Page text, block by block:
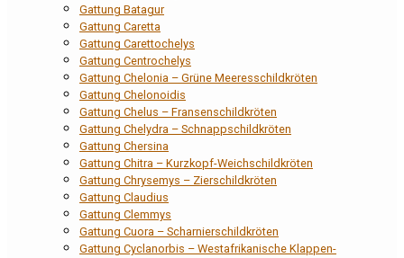
Gattung Batagur
Gattung Caretta
Gattung Carettochelys
Gattung Centrochelys
Gattung Chelonia – Grüne Meeresschildkröten
Gattung Chelonoidis
Gattung Chelus – Fransenschildkröten
Gattung Chelydra – Schnappschildkröten
Gattung Chersina
Gattung Chitra – Kurzkopf-Weichschildkröten
Gattung Chrysemys – Zierschildkröten
Gattung Claudius
Gattung Clemmys
Gattung Cuora – Scharnierschildkröten
Gattung Cyclanorbis – Westafrikanische Klappen-